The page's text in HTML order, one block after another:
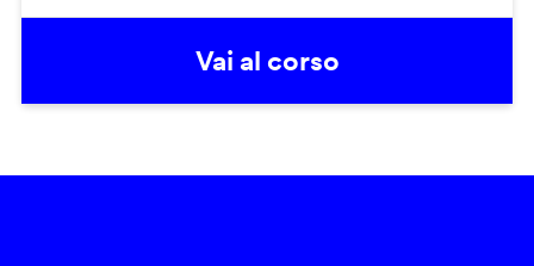
Vai al corso